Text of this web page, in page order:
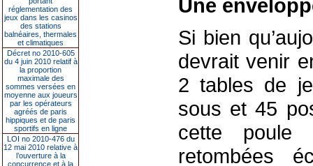
réglementation des
jeux dans les casinos
des stations
balnéaires, thermales
et climatiques
Décret no 2010-605
du 4 juin 2010 relatif à
la proportion
maximale des
sommes versées en
moyenne aux joueurs
par les opérateurs
agréés de paris
hippiques et de paris
sportifs en ligne
LOI no 2010-476 du
12 mai 2010 relative à
l’ouverture à la
concurrence et à la
Une
Si bien
devrait venir
2 tables de
sous et 45
cette poule
retombées